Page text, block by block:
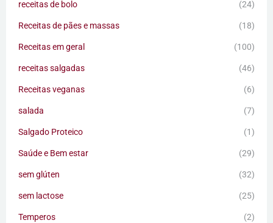
receitas de bolo (24)
Receitas de pães e massas (18)
Receitas em geral (100)
receitas salgadas (46)
Receitas veganas (6)
salada (7)
Salgado Proteico (1)
Saúde e Bem estar (29)
sem glúten (32)
sem lactose (25)
Temperos (2)